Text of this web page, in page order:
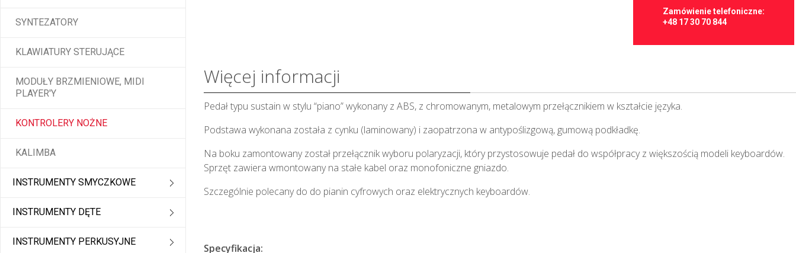
SYNTEZATORY
KLAWIATURY STERUJĄCE
MODUŁY BRZMIENIOWE, MIDI
PLAYER'Y
KONTROLERY NOŻNE
KALIMBA
INSTRUMENTY SMYCZKOWE
INSTRUMENTY DĘTE
INSTRUMENTY PERKUSYJNE
Zamówienie telefoniczne:
+48 17 30 70 844
Więcej informacji
Pedał typu sustain w stylu “piano” wykonany z ABS, z chromowanym, metalowym przełącznikiem w kształcie języka.
Podstawa wykonana została z cynku (laminowany) i zaopatrzona w antypoślizgową, gumową podkładkę.
Na boku zamontowany został przełącznik wyboru polaryzacji, który przystosowuje pedał do współpracy z większością modeli keyboardów.
Sprzęt zawiera wmontowany na stałe kabel oraz monofoniczne gniazdo.
Szczególnie polecany do do pianin cyfrowych oraz elektrycznych keyboardów.
Specyfikacja: